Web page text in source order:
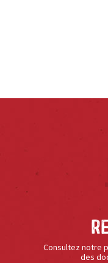
Consultez notre
des